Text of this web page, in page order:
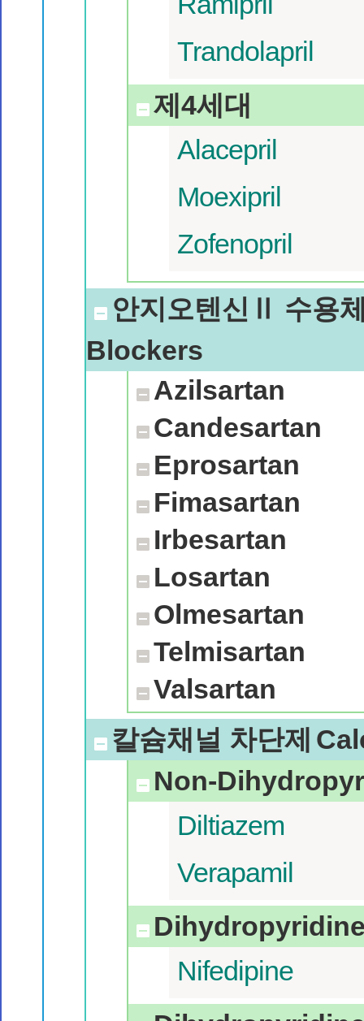
Trandolapril
제4세대
Alacepril
Moexipril
Zofenopril
안지오텐신Ⅱ 수용
Blockers
Azilsartan
Candesartan
Eprosartan
Fimasartan
Irbesartan
Losartan
Olmesartan
Telmisartan
Valsartan
칼슘채널 차단제
Non-
Diltiazem
Verapamil
Nifedipine